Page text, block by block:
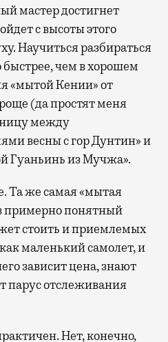
мастер достигнет
с высоты этого
Научиться разбираться
чем в хорошем
«мытой Кении» от
(да простят меня
между
весны с гор Дунтин» и
Гуаньинь из Мучжа».
Та же самая «мытая
примерно понятный
стоить и приемлемых
маленький самолет, и
зависит цена, знают
парус отслеживания
Нет, конечно,